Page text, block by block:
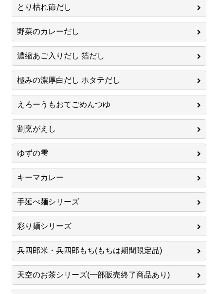
とり枯れ節だし
野菜のカレーだし
濃縮あご入りだし 箔だし
極みの濃厚白だし ホタテだし
えろーうもおてごめんつゆ
割烹がえし
ゆずの雫
キーマカレー
手延べ麺シリーズ
彩り麺シリーズ
兵四郎米・兵四郎もち(もちは期間限定品)
天空のお茶シリーズ(一部販売終了商品あり)